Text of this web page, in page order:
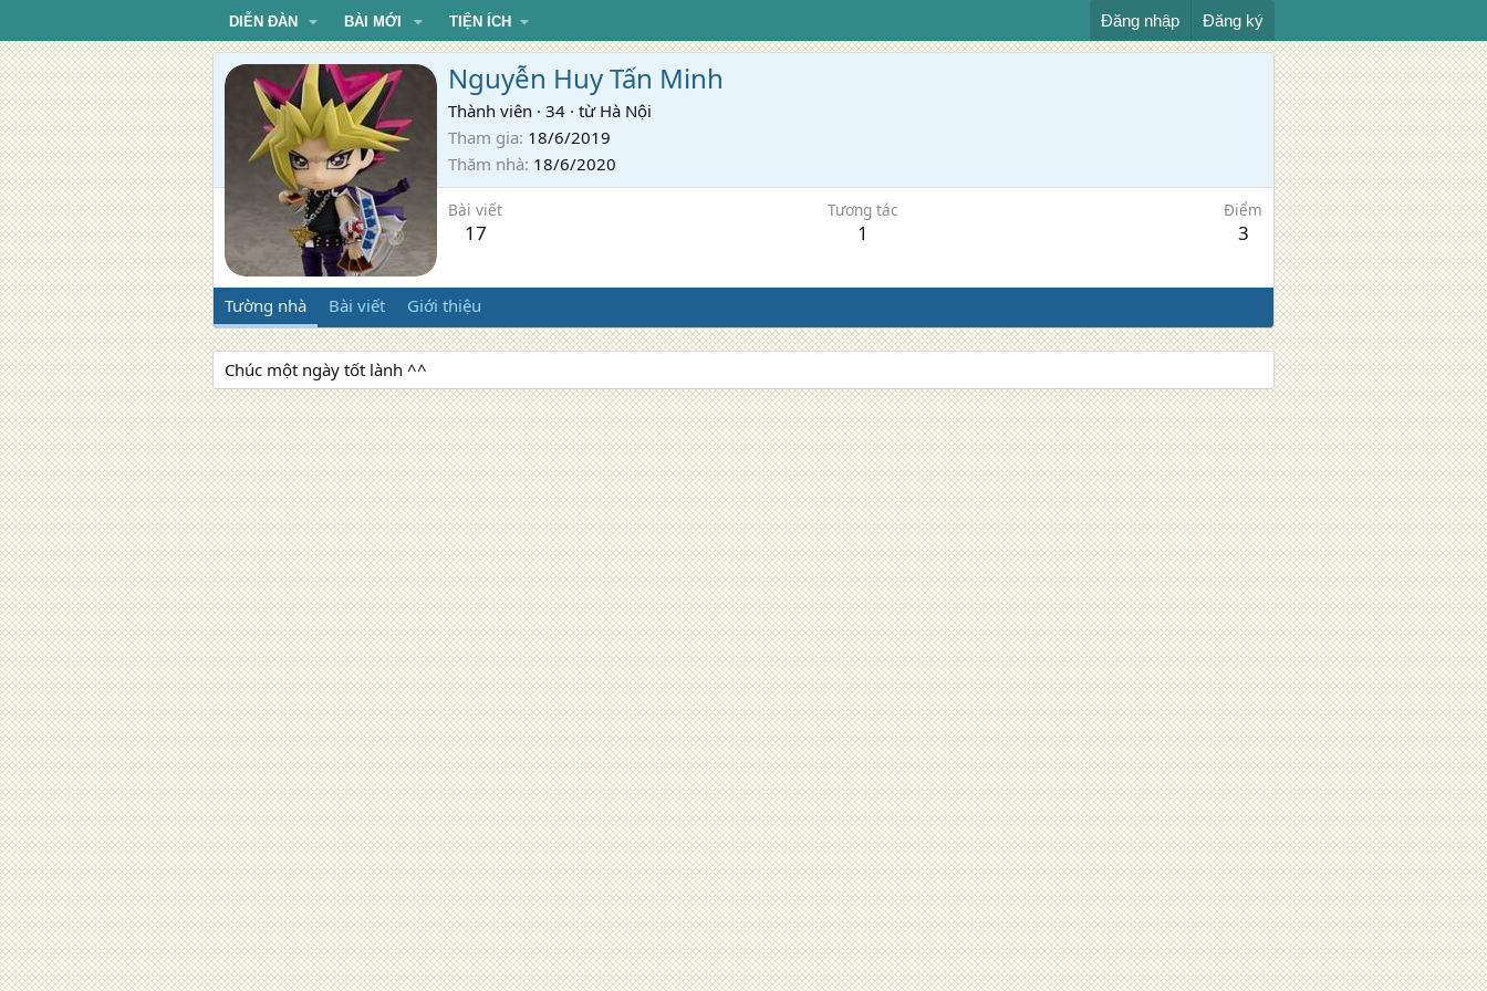
DIỄN ĐÀN BÀI MỚI TIỆN ÍCH Đăng nhập Đăng ký
Nguyễn Huy Tấn Minh
Thành viên · 34 · từ Hà Nội
Tham gia 18/6/2019
Thăm nhà 18/6/2020
Bài viết
17
Tương tác
1
Điểm
3
Tường nhà Bài viết Giới thiệu
Chúc một ngày tốt lành ^^